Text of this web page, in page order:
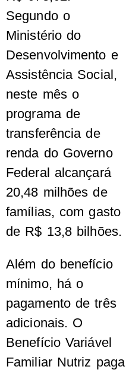
Segundo o
Ministério do
Desenvolvimento e
Assistência Social,
neste mês o
programa de
transferência de
renda do Governo
Federal alcançará
20,48 milhões de
famílias, com gasto
de R$ 13,8 bilhões.
Além do benefício
mínimo, há o
pagamento de três
adicionais. O
Benefício Variável
Familiar Nutriz paga